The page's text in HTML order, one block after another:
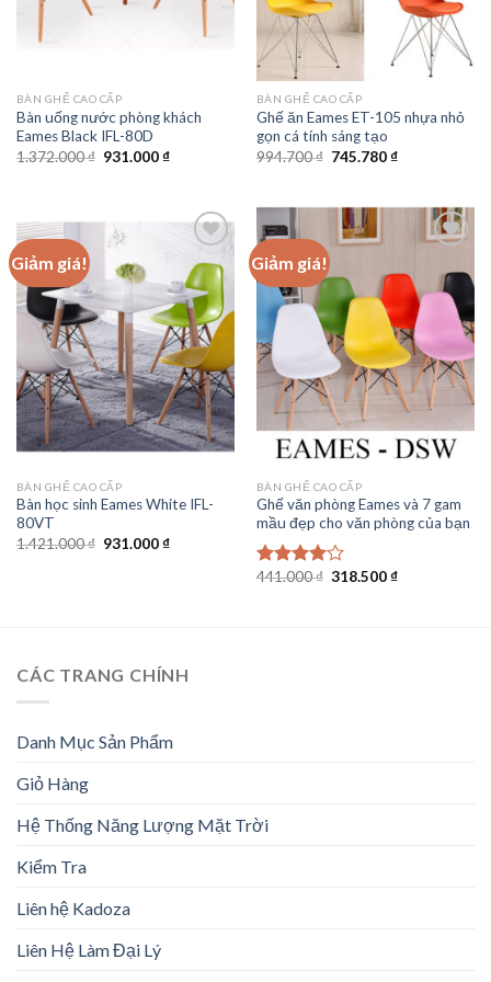
BÀN GHẾ CAO CẤP
Bàn uống nước phòng khách
Eames Black IFL-80D
1.372.000₫ Giá
931.000₫Giá
931.000 ₫.
BÀN GHẾ CAO CẤP
Ghế ăn Eames ET-105 nhựa nhỏ
gọn cá tính sáng tạo
994.700₫ Giá
745.780₫Giá
745.780 ₫.
Giảm giá!
Add to
wishlist
BÀN GHẾ CAO CẤP
Bàn học sinh Eames White IFL-
80VT
1.421.000₫ Giá
931.000₫Giá
Giảm giá!
Add to
wishlist
BÀN GHẾ CAO CẤP
Ghế văn phòng Eames và 7 gam
mầu đẹp cho văn phòng của bạn
Được
441.000₫ Giá
318.500₫Giá
CÁC TRANG CHÍNH
Danh Mục Sản Phẩm
Giỏ Hàng
Hệ Thống Năng Lượng Mặt Trời
Kiểm Tra
Liên hệ Kadoza
Liên Hệ Làm Đại Lý